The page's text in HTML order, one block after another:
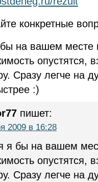
конкретные
на вашем месте
опустятся,
Сразу легче на
:)
пишет:
2009 в 16:28
я бы на вашем
опустятся,
Сразу легче на